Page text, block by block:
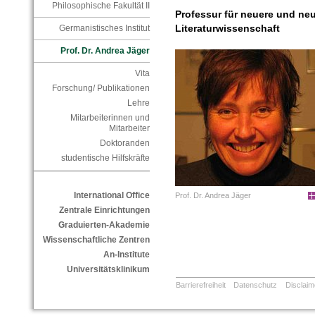
Philosophische Fakultät II
Germanistisches Institut
Prof. Dr. Andrea Jäger
Vita
Forschung/ Publikationen
Lehre
Mitarbeiterinnen und
Mitarbeiter
Doktoranden
studentische Hilfskräfte
International Office
Zentrale Einrichtungen
Graduierten-Akademie
Wissenschaftliche Zentren
An-Institute
Universitätsklinikum
Professur für neuere und
Literaturwissenschaft
Prof. Dr. Andrea Jäger
Barrierefreiheit Datenschutz